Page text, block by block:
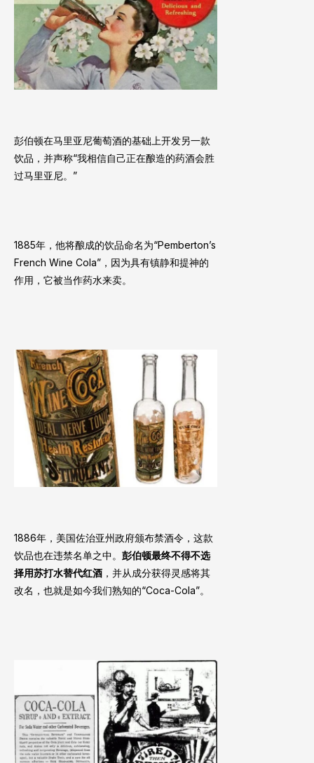
彭伯顿在马里亚尼葡萄酒的基础上开发另一款
饮品，并声称“我相信自己正在酿造的药酒会胜
过马里亚尼。”
1885年，他将酿成的饮品命名为“Pemberton’s
French Wine Cola”，因为具有镇静和提神的
作用，它被当作药水来卖。
1886年，美国佐治亚州政府颁布禁酒令，这款
饮品也在违禁名单之中。 彭伯顿最终不得不选
择用苏打水替代红酒 ，并从成分获得灵感将其
改名，也就是如今我们熟知的“Coca-Cola”。